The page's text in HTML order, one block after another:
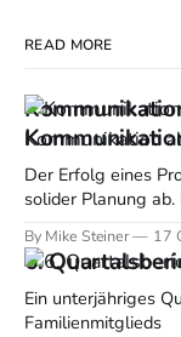
READ MORE
Der Erfolg eines
solider Planung
Transparenz und
dass mangelnde
Fehlerquote und im
By Mike Steiner 17
6.
Ein unterjähriges
Familienmitglieds